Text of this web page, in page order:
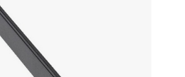
تــــــــجـــهــــیـزات جــــــانـبـی